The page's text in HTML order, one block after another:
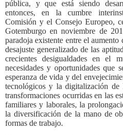
pública, y que está siendo
entonces, en la cumbre
Comisión y el Consejo Europeo,
Gotemburgo en noviembre de
paradoja existente entre el
desajuste generalizado de las
crecientes desigualdades en el
necesidades y oportunidades que
esperanza de vida y del
tecnológicos y la digitalización
transformaciones ocurridas en las
familiares y laborales, la
la diversificación de la mano de
formas de trabajo.